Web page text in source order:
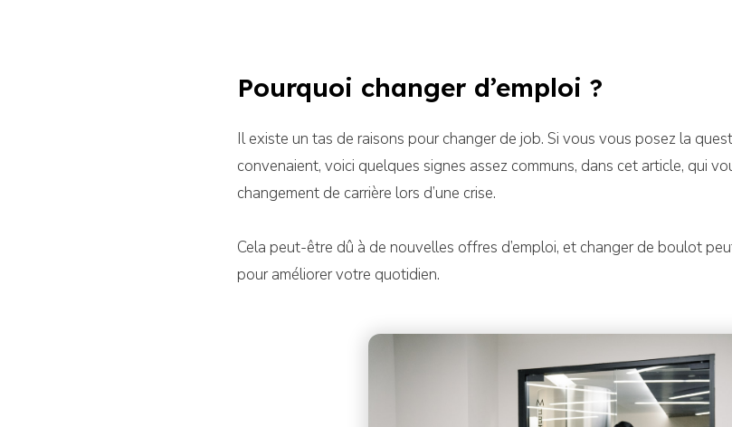
Pourquoi changer d’emploi ?
Il existe un tas de raisons pour changer de job. Si vous vous posez la
convenaient, voici quelques signes assez communs, dans cet article, qui
changement de carrière lors d’une crise.
Cela peut-être dû à de nouvelles offres d’emploi, et changer de boulot
pour améliorer votre quotidien.